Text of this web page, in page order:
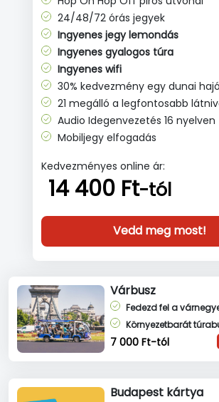
24/48/72 órás jegyek
Ingyenes jegy lemondás
Ingyenes gyalogos túra
Ingyenes wifi
30% kedvezmény egy dunai
21 megálló a legfontosabb
Audio Idegenvezetés 16 nyelven
Mobiljegy elfogadás
Kedvezményes online ár:
14 400 Ft-tól
Vedd meg most!
Várbusz
Fedezd fel a
Környezetbarát
7 000 Ft-tól
Budapest kártya